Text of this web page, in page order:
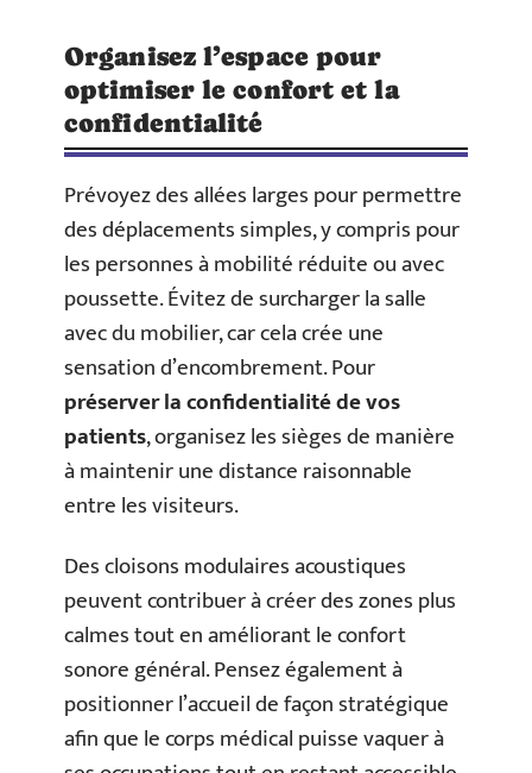
Organisez l’espace pour
optimiser le confort et la
confidentialité
Prévoyez des allées larges pour permettre
des déplacements simples, y compris pour
les personnes à mobilité réduite ou avec
poussette. Évitez de surcharger la salle
avec du mobilier, car cela crée une
sensation d’encombrement. Pour
préserver la confidentialité de vos
patients, organisez les sièges de manière
à maintenir une distance raisonnable
entre les visiteurs.
Des cloisons modulaires acoustiques
peuvent contribuer à créer des zones plus
calmes tout en améliorant le confort
sonore général. Pensez également à
positionner l’accueil de façon stratégique
afin que le corps médical puisse vaquer à